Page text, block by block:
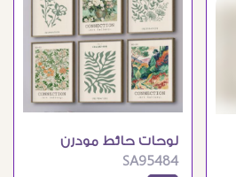
لوحات حائط مودرن
بمجموعة تصميمات
SA95484